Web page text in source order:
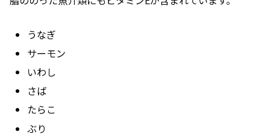
うなぎ
サーモン
いわし
さば
たらこ
ぶり